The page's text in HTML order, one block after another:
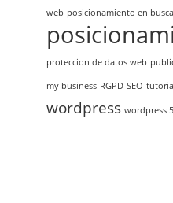
web posicionamiento en
proteccion de datos web
my business RGPD SEO
wordpress wordpress